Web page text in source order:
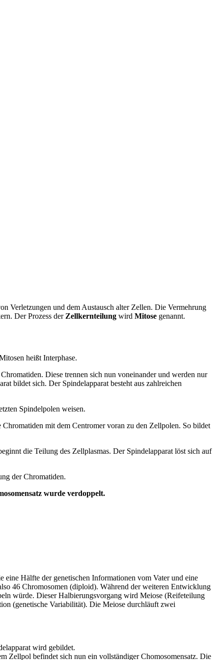
Verletzungen und dem Austausch alter Zellen. Die Vermehrung
Der Prozess der Zellkernteilung wird Mitose genannt.
heißt Interphase.
Diese trennen sich nun voneinander und werden nur
bildet sich. Der Spindelapparat besteht aus zahlreichen
Spindelpolen weisen.
mit dem Centromer voran zu den Zellpolen. So bildet
die Teilung des Zellplasmas. Der Spindelapparat löst sich auf
der Chromatiden.
wurde verdoppelt.
eine Hälfte der genetischen Informationen vom Vater und eine
46 Chromosomen (diploid). Während der weiteren Entwicklung
würde. Dieser Halbierungsvorgang wird Meiose (Reifeteilung
(genetische Variabilität). Die Meiose durchläuft zwei
wird gebildet.
Zellpol befindet sich nun ein vollständiger Chomosomensatz. Die